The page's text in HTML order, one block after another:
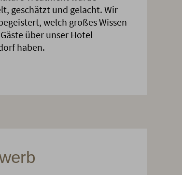
geschätzt und gelacht. Wir
welch großes Wissen
über unser Hotel
haben.